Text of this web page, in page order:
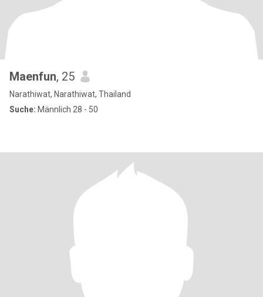
Maenfun, 25
Narathiwat, Narathiwat, Thailand
Suche: Männlich 28 - 50